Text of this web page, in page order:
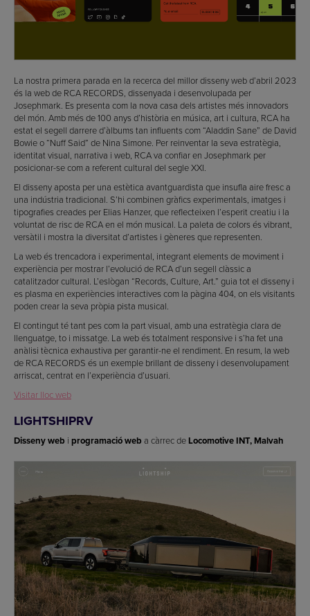
La nostra primera parada en la recerca del millor disseny web d’abril 2023
és la web de RCA RECORDS, dissenyada i desenvolupada per
Josephmark. Es presenta com la nova casa dels artistes més innovadors
del món. Amb més de 100 anys d’història en música, art i cultura, RCA ha
estat el segell darrere d’àlbums tan influents com “Aladdin Sane” de David
Bowie o “Nuff Said” de Nina Simone. Per reinventar la seva estratègia,
identitat visual, narrativa i web, RCA va confiar en Josephmark per
posicionar-se com a referent cultural del segle XXI.
El disseny aposta per una estètica avantguardista que insufla aire fresc a
una indústria tradicional. S’hi combinen gràfics experimentals, imatges i
tipografies creades per Elias Hanzer, que reflecteixen l’esperit creatiu i la
voluntat de risc de RCA en el món musical. La paleta de colors és vibrant,
versàtil i mostra la diversitat d’artistes i gèneres que representen.
La web és trencadora i experimental, integrant elements de moviment i
experiència per mostrar l’evolució de RCA d’un segell clàssic a
catalitzador cultural. L’eslògan “Records, Culture, Art.” guia tot el disseny i
es plasma en experiències interactives com la pàgina 404, on els visitants
poden crear la seva pròpia pista musical.
El contingut té tant pes com la part visual, amb una estratègia clara de
llenguatge, to i missatge. La web és totalment responsive i s’ha fet una
anàlisi tècnica exhaustiva per garantir-ne el rendiment. En resum, la web
de RCA RECORDS és un exemple brillant de disseny i desenvolupament
arriscat, centrat en l’experiència d’usuari.
Visitar lloc web
LIGHTSHIPRV
Disseny web i programació web a càrrec de Locomotive INT, Malvah